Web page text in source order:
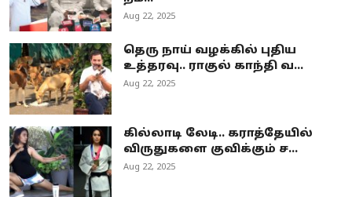
Aug 22, 2025
தெரு நாய் வழக்கில் புதிய
உத்தரவு.. ராகுல் காந்தி வ...
Aug 22, 2025
கில்லாடி லேடி.. கராத்தேயில்
விருதுகளை குவிக்கும் ச...
Aug 22, 2025